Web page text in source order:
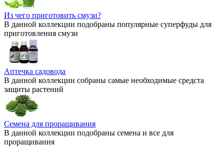
Из чего приготовить смузи?
В данной коллекции подобраны популярные суперфуды для
приготовления смузи
Аптечка садовода
В данной коллекции собраны самые необходимые средста
защиты растений
Семена для проращивания
В данной коллекции подобраны семена и все для
проращивания